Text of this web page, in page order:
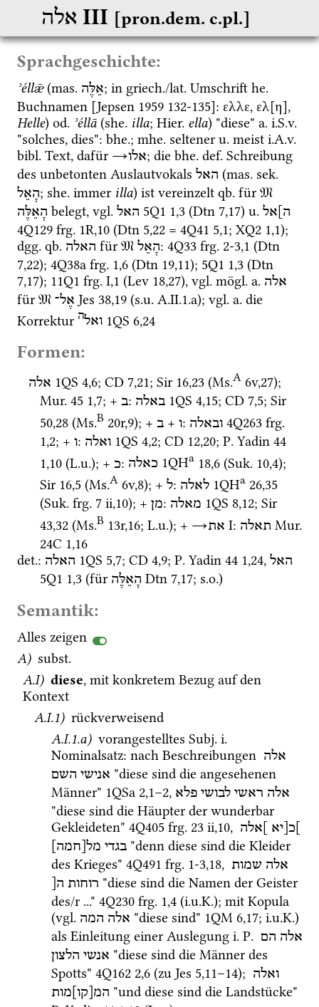
אלה ‎ III [pron.dem. c.pl.]
Sprachgeschichte:
ʾéllǣ (mas. אֵלֶּה; in griech./lat. Umschrift he.
Buchnamen [Jepsen 1959
Helle) od. ʾéllā (she. illa; Hier. ella) "diese" a. i.S.v.
"solches, dies": bhe.; mhe. seltener u. meist i.A.v.
bibl. Text, dafür →אלו; die bhe. def. Schreibung
des unbetonten Auslautvokals האל (mas. sek.
הָאֵל; she. immer illa) ist vereinzelt qb. für 𝔐
הָאֵלֶּה belegt, vgl. האל 5Q1 1,3 (Dtn 7,17) u. ה]אל
4Q129 frg. 1R,10 (Dtn 5,22 = 4Q41 5,1; XQ2 1,1
dgg. qb. האלה für 𝔐 הָאֵל: 4Q33 frg. 2-3,1 (Dtn
7,22); 4Q38a frg. 1,6 (Dtn 19,11); 5Q1 1,3 (Dtn
7,17); 11Q1 frg. I,1 (Lev 18,27), vgl. mögl. a. אלה
für 𝔐 אֶל־ Jes 38,19 (s.u. A.II.1.a); vgl. a. die
Korrektur
ואלה 1QS 6,24
Formen:
אלה 1QS 4,6; CD 7,21; Sir 16,23 (Ms.A 6v,27)
Mur. 45 1,7; + ב: באלה 1QS 4,15; CD 7,5; Sir
50,28 (Ms.B 20r,9); + ב + ו: ובאלה 4Q263 frg.
1,2; + ו: ואלה 1QS 4,2; CD 12,20; P. Yadin 44
1,10 (L.u.); + כ: כאלה 1QHa 18,6 (Suk. 10,4)
Sir 16,5 (Ms.A 6v,8); + ל: לאלה 1QHa 26,35
(Suk. frg. 7 ii,10); + מן: מאלה 1QS 8,12; Sir
43,32 (Ms.B 13r,16; L.u.); + →את ‎ I: תאלה Mur.
24C 1,16
det.: האלה 1QS 5,7; CD 4,9; P. Yadin 44 1,24, האל
5Q1 1,3 (für הָאֵלֶּה Dtn 7,17; s.o.)
Semantik:
Alles zeigen
A) subst.
A.I) diese, mit konkretem Bezug auf den
Kontext
A.I.1) rückverweisend
A.I.1.a) vorangestelltes Subj. i.
Nominalsatz: nach Beschreibungen אלה
אנישי השם
"diese sind die angesehenen
Männer" 1QSa 2,1–2, אלה ראשי לבושי פלא
"diese sind die Häupter der wunderbar
Gekleideten" 4Q405 frg. 23 ii,10, ]כ[יא
]אלה
בגדי מל[חמה]
"denn diese sind die Kleider
des Krieges" 4Q491 frg. 1-3,18, אלה שמות
רוחות ה[
"diese sind die Namen der Geister
des/r ..." 4Q230 frg. 1,4 (i.u.K.); mit Kopula
(vgl. אלה המה "diese sind" 1QM 6,17; i.u.K.)
als Einleitung einer Auslegung i. P. אלה הם
אנשי הלצון
"diese sind die Männer des
Spotts" 4Q162 2,6 (zu Jes 5,11–14); ואלה
המ[קו]מות